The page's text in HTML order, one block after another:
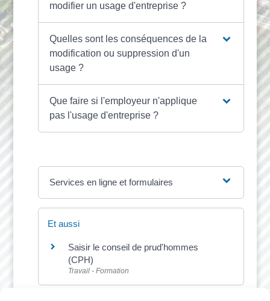
modifier un usage d'entreprise ?
Quelles sont les conséquences de la
modification ou suppression d'un
usage ?
Que faire si l'employeur n'applique
pas l'usage d'entreprise ?
Services en ligne et formulaires
Et aussi
Saisir le conseil de prud'hommes
(CPH)
Travail - Formation